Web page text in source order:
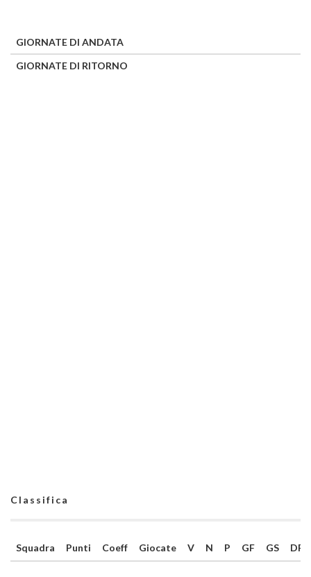
GIORNATE DI ANDATA
GIORNATE DI RITORNO
Classifica
Squadra Punti Coeff Giocate V N P GF GS DR